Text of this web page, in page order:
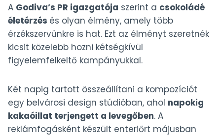
A Godiva’s PR igazgatója szerint a csokoládé
életérzés és olyan élmény, amely több
érzékszervünkre is hat. Ezt az élményt szeretnék
kicsit közelebb hozni kétségkívül
figyelemfelkeltő kampányukkal.
Két napig tartott összeállítani a kompozíciót
egy belvárosi design stúdióban, ahol napokig
kakaóillat terjengett a levegőben. A
reklámfogásként készült enteriőrt májusban